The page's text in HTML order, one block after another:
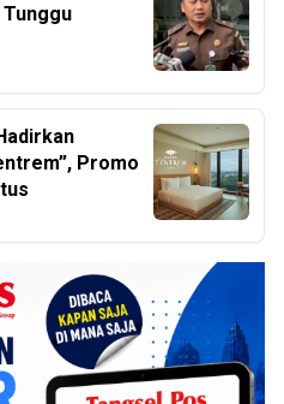
Tunggu
Promo